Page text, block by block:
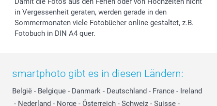
in Vergessenheit geraten, werden gerade in den
Sommermonaten viele Fotobücher online gestaltet, z.B.
Fotobuch in DIN A4 quer.
smartphoto gibt es in diesen Ländern:
België - Belgique - Danmark - Deutschland - France - Ireland
- Nederland - Norge - Österreich - Schweiz - Suisse -